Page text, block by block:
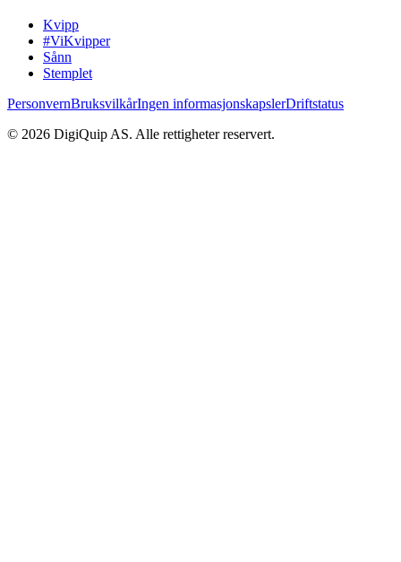
Kvipp
#ViKvipper
Sånn
Stemplet
PersonvernBruksvilkårIngen informasjonskapslerDriftstatus
© 2026 DigiQuip AS. Alle rettigheter reservert.